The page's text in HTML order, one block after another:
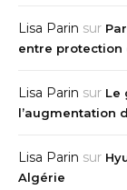
Lisa Parin sur
entre protection
Lisa Parin sur Le
l’augmentation
Lisa Parin sur
Algérie